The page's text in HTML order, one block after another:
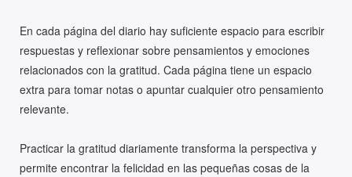
En cada página del diario hay suficiente espacio para escribir
respuestas y reflexionar sobre pensamientos y emociones
relacionados con la gratitud. Cada página tiene un espacio
extra para tomar notas o apuntar cualquier otro pensamiento
relevante.
Practicar la gratitud diariamente transforma la perspectiva y
permite encontrar la felicidad en las pequeñas cosas de la